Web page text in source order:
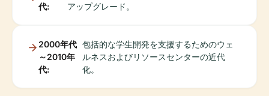
代:
アップグレード。
2000年代
～2010年
代:
包括的な学生開発を支援するためのウェ
ルネスおよびリソースセンターの近代
化。